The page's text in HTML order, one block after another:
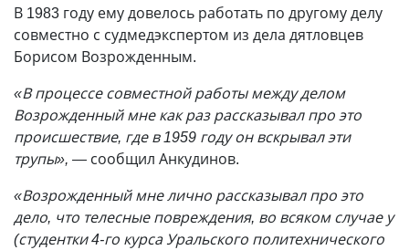
В 1983 году ему довелось работать по другому делу
совместно с судмедэкспертом из дела дятловцев
Борисом Возрожденным.
«В процессе совместной работы между делом
Возрожденный мне как раз рассказывал про это
происшествие, где в 1959 году он вскрывал эти
трупы», — сообщил Анкудинов.
«Возрожденный мне лично рассказывал про это
дело, что телесные повреждения, во всяком случае у
(студентки 4-го курса Уральского политехнического